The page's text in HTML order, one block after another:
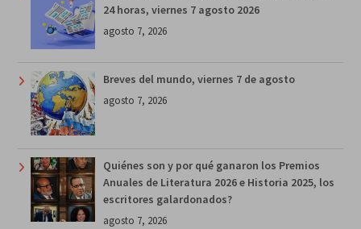
24 horas, viernes 7 agosto 2026
agosto 7, 2026
Breves del mundo, viernes 7 de agosto
agosto 7, 2026
Quiénes son y por qué ganaron los Premios
Anuales de Literatura 2026 e Historia 2025, los
escritores galardonados?
agosto 7, 2026